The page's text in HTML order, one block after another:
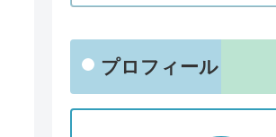
プロフィール